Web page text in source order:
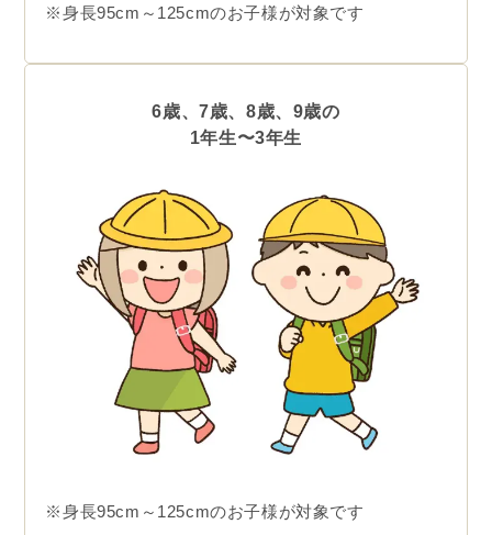
※身長95cm～125cmのお子様が対象です
6歳、7歳、8歳、9歳の
1年生〜3年生
※身長95cm～125cmのお子様が対象です